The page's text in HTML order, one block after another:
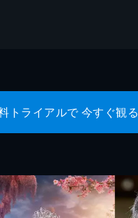
トライアルで 今すぐ観る